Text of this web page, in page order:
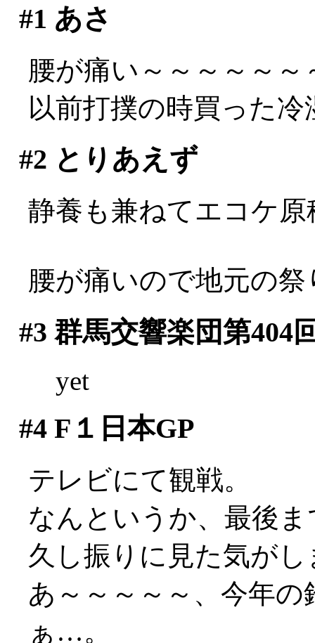
#1 あさ
腰が痛い～～～～～～
以前打撲の時買った
#2 とりあえず
静養も兼ねてエコケ
腰が痛いので地元の
#3 群馬交響楽団第404
yet
#4F１日本GP
テレビにて観戦。
なんというか、最後
久し振りに見た気がし
あ～～～～～、今年
ぁ…。